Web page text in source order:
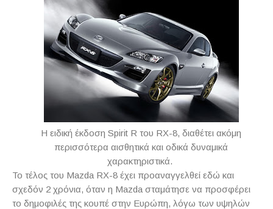
H ειδική έκδοση Spirit R του RX-8, διαθέτει ακόμη
περισσότερα αισθητικά και οδικά δυναμικά
χαρακτηριστικά.
Το τέλος του Mazda RX-8 έχει προαναγγελθεί εδώ και
σχεδόν 2 χρόνια, όταν η Mazda σταμάτησε να προσφέρει
το δημοφιλές της κουπέ στην Ευρώπη, λόγω των υψηλών